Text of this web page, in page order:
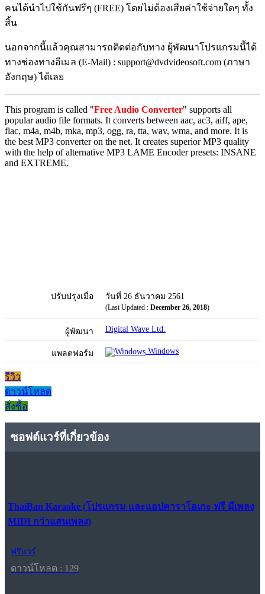
คนได้นำไปใช้กันฟรีๆ (FREE) โดยไม่ต้องเสียค่าใช้จ่ายใดๆ ทั้ง
สิ้น
นอกจากนี้แล้วคุณสามารถติดต่อกับทาง ผู้พัฒนาโปรแกรมนี้ได้
ทางช่องทางอีเมล (E-Mail) : support@dvdvideosoft.com (ภาษา
อังกฤษ) ได้เลย
This program is called "Free Audio Converter" supports all
popular audio file formats. It converts between aac, ac3, aiff, ape,
flac, m4a, m4b, mka, mp3, ogg, ra, tta, wav, wma, and more. It is
the best MP3 converter on the net. It creates superior MP3 quality
with the help of alternative MP3 LAME Encoder presets: INSANE
and EXTREME.
ปรับปรุงเมื่อ วันที่ 26 ธันวาคม 2561
(Last Updated : December 26, 2018)
ผู้พัฒนา Digital Wave Ltd.
แพลตฟอร์ม Windows
รีวิว
ดาวน์โหลด
สั่งซื้อ
ซอฟต์แวร์ที่เกี่ยวข้อง
ThaiBan Karaoke (โปรแกรม และแอปคาราโอเกะ ฟรี มีเพลง
MIDI กว่าแสนเพลง)
ฟรีแวร์
ดาวน์โหลด : 129